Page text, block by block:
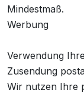
Mindestmaß.
Werbung
Verwendung
Zusendung
Wir nutzen Ihre